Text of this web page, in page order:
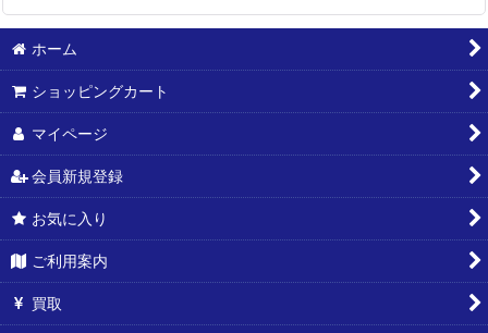
ホーム
ショッピングカート
マイページ
会員新規登録
お気に入り
ご利用案内
買取